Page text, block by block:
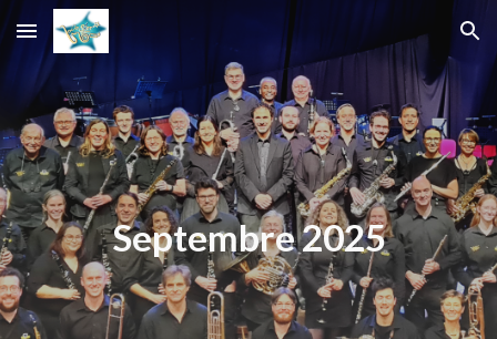
Skip to main content Skip to navigation
Septembre 2025